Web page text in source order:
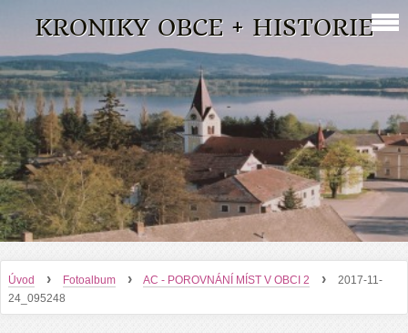
KRONIKY OBCE + HISTORIE
Úvod › Fotoalbum › AC - POROVNÁNÍ MÍST V OBCI 2 ›
2017-11-
24_095248